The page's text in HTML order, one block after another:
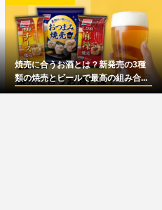
シャンパンのおすすめ17選！選び方
やより美味しく飲むコツなども...